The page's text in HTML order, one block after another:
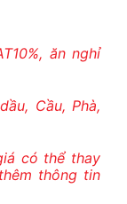
ăn nghỉ
Cầu, Phà,
có thể thay
thông tin